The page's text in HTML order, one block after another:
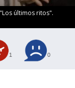
últimos ritos".
1 0